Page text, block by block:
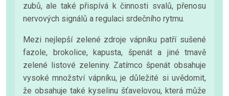
zubů, ale také přispívá k činnosti svalů, přenosu
nervových signálů a regulaci srdečního rytmu.
Mezi nejlepší zelené zdroje vápníku patří sušené
fazole, brokolice, kapusta, špenát a jiné tmavě
zelené listové zeleniny. Zatímco špenát obsahuje
vysoké množství vápníku, je důležité si uvědomit,
že obsahuje také kyselinu šťavelovou, která může